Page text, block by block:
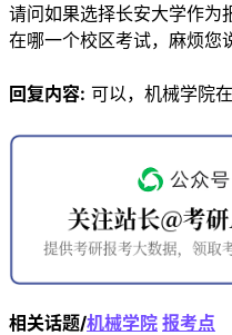
请问如果选择长安大学作为
在哪一个校区考试，麻烦您
回复内容: 可以，机械学院
相关话题/机械学院 报考点